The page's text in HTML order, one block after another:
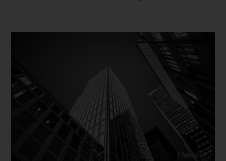
Dieses Produkt weist mehrere Varianten auf. Die Optionen können auf der Produktseite gewählt werden